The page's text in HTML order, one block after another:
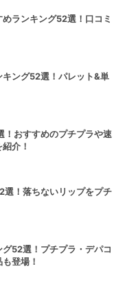
ランキング52選！口コミ
ング52選！パレット&単
！おすすめのプチプラや速
介！
選！落ちないリップをプチ
52選！プチプラ・デパコ
登場！